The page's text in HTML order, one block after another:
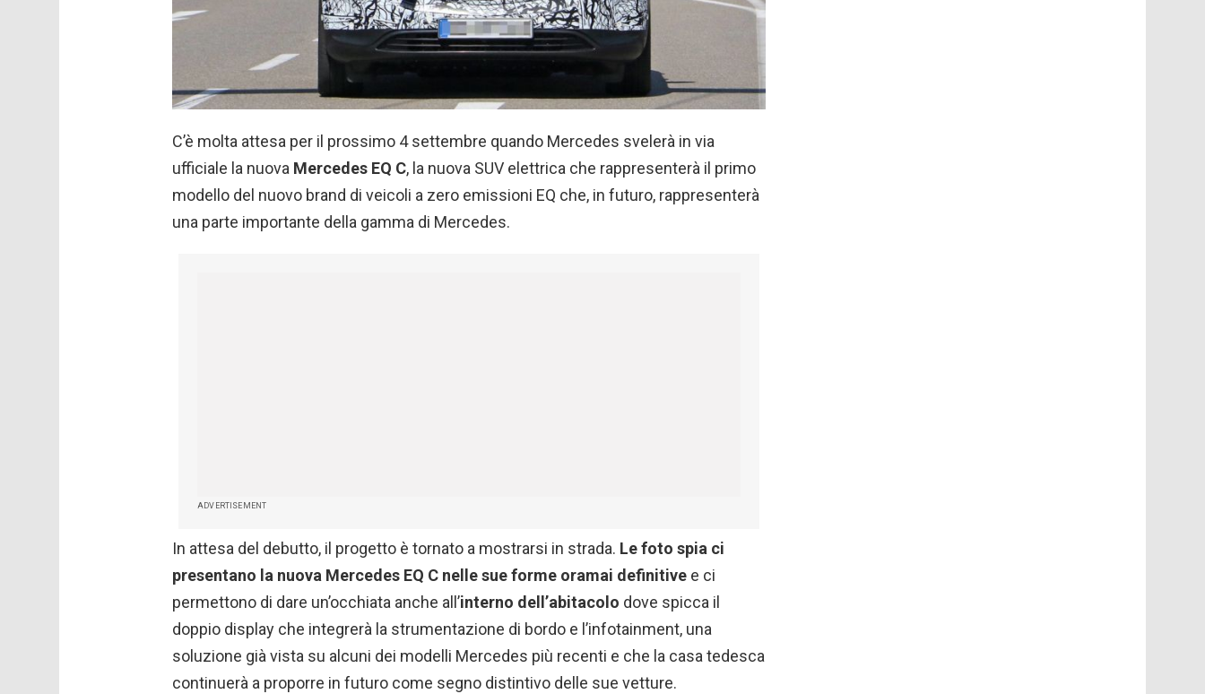
C’è molta attesa per il prossimo 4 settembre quando Mercedes svelerà in via
ufficiale la nuova Mercedes EQ C, la nuova SUV elettrica che rappresenterà il primo
modello del nuovo brand di veicoli a zero emissioni EQ che, in futuro, rappresenterà
una parte importante della gamma di Mercedes.
ADVERTISEMENT
In attesa del debutto, il progetto è tornato a mostrarsi in strada. Le foto spia ci
presentano la nuova Mercedes EQ C nelle sue forme oramai definitive e ci
permettono di dare un’occhiata anche all’interno dell’abitacolo dove spicca il
doppio display che integrerà la strumentazione di bordo e l’infotainment, una
soluzione già vista su alcuni dei modelli Mercedes più recenti e che la casa tedesca
continuerà a proporre in futuro come segno distintivo delle sue vetture.